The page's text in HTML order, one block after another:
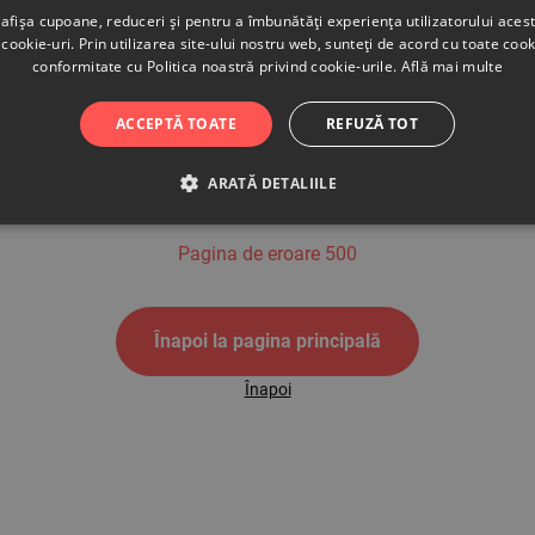
500
Pagina de eroare 500
Înapoi la pagina principală
Înapoi
cupoane, reduceri și pentru a îmbunătăți experiența utilizatorului
uri. Prin utilizarea site-ului nostru web, sunteți de acord cu toate
conformitate cu Politica noastră privind cookie-urile. Află mai multe
ACCEPTĂ TOATE REFUZĂ TOT
ARATĂ DETALIILE